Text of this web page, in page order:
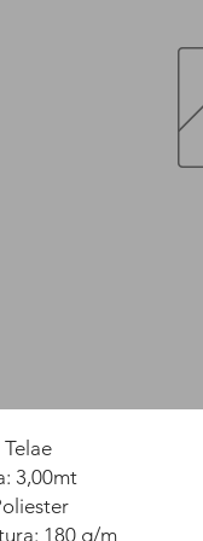
3,00mt
180 g/m